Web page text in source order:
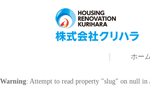
ホー
: Undefined array key 0 in/home/
: Attempt to read property "cat_name" on
/home/
Warning: Attempt to read property "slug" on null in